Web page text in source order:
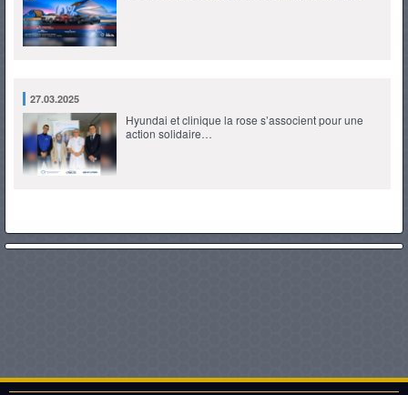
27.03.2025
Hyundai et clinique la rose s’associent pour une
action solidaire…